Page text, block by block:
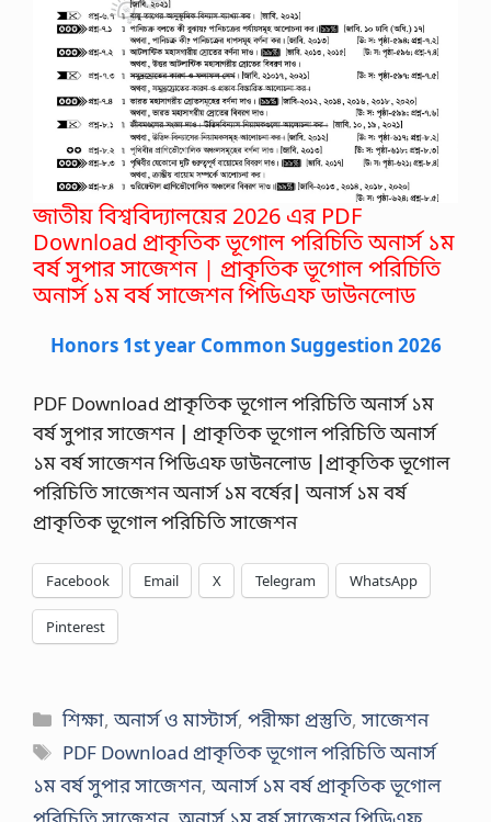
জাতীয় বিশ্ববিদ্যালয়ের 2026 এর PDF
Download প্রাকৃতিক ভূগোল পরিচিতি অনার্স ১ম
বর্ষ সুপার সাজেশন | প্রাকৃতিক ভূগোল পরিচিতি
অনার্স ১ম বর্ষ সাজেশন পিডিএফ ডাউনলোড
Honors 1st year Common Suggestion 2026
PDF Download প্রাকৃতিক ভূগোল পরিচিতি অনার্স ১ম
বর্ষ সুপার সাজেশন | প্রাকৃতিক ভূগোল পরিচিতি অনার্স
১ম বর্ষ সাজেশন পিডিএফ ডাউনলোড |প্রাকৃতিক ভূগোল
পরিচিতি সাজেশন অনার্স ১ম বর্ষের| অনার্স ১ম বর্ষ
প্রাকৃতিক ভূগোল পরিচিতি সাজেশন
Facebook Email X Telegram WhatsApp
Pinterest
Categories
শিক্ষা,অনার্স ও মাস্টার্স,পরীক্ষা প্রস্তুতি,সাজেশন
Tags
PDF Download প্রাকৃতিক ভূগোল পরিচিতি অনার্স
১ম বর্ষ সুপার সাজেশন,অনার্স ১ম বর্ষ প্রাকৃতিক ভূগোল